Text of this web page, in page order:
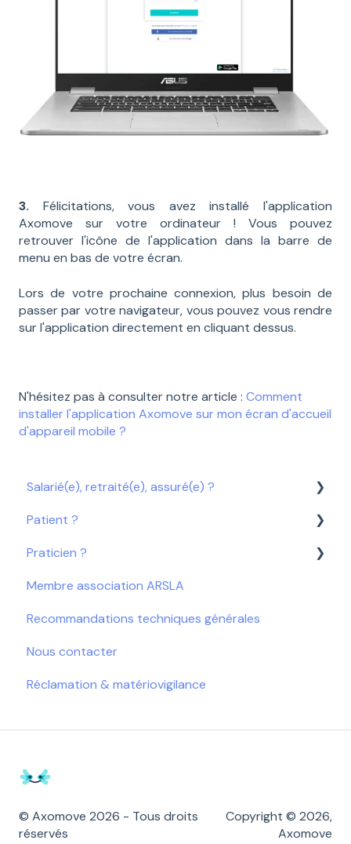
3. Félicitations, vous avez installé l'application
Axomove sur votre ordinateur ! Vous pouvez
retrouver l'icône de l'application dans la barre de
menu en bas de votre écran.
Lors de votre prochaine connexion, plus besoin de
passer par votre navigateur, vous pouvez vous rendre
sur l'application directement en cliquant dessus.
N'hésitez pas à consulter notre article : Comment
installer l'application Axomove sur mon écran d'accueil
d'appareil mobile ?
Salarié(e), retraité(e), assuré(e) ?
Télésoin & Messagerie
Vous êtes un affilié Allianz ?
Mon compte
Mes exercices
Mon contenu éducatif
Patient ?
Mon compte
Praticien ?
Télésoin
Comprendre le service Axomove
Catalogue d'exercices
Programmes
Vidéos d'éducation thérapeutique
Compte
Membre association ARSLA
Recommandations techniques générales
Nous contacter
Réclamation & matériovigilance
© Axomove 2026 - Tous droits
réservés
Copyright © 2026,
Axomove